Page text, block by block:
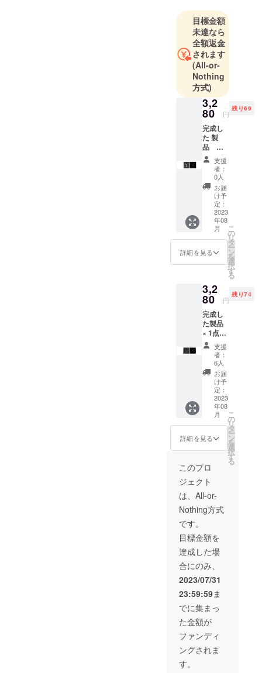
と遊ぶこと
これからも
多くの不便
さを解消し
てゆきたい
と思いま
皆様のご支
援お待ちし
ておりま
どうぞよろ
しくお願い
致します。
目標金額
未達なら
全額返金
されます
(All-or-
Nothing
方式)
3,2
80 円
残り69
完成し
た 製
品
Favor
バック
ハン
ガー シ
ルバー×
［一般
販売予
定価格
4100円
の
20%OF
F](送料
扱説明
書:無 保
証期間:
初期不
良につ
いて
は、商
品到着
後2週間
であれ
ば保証
いたし
ます。
※皆様の
ご支援
により
量産効
場合、
正規販
売価格
が販売
予定価
格より
もござ
いま
す。 ※
デザイ
ン・仕
様は変
更にな
る可能
性もご
ざいま
す。ご
了承く
ださ
支援
者：
0人
お届
け予
定：
2023
年08
月
詳細を見る
こ
の
リ
タ
ー
ン
を
選
択
す
る
3,2
80 円
残り74
完成し
た製品
× 1点
Favor
バック
ハン
ガーブ
ラック
［一般
販売予
定価格
4100円
の
20%OF
F](送料
込み) 取
扱説明
書:無 保
証期間:
初期不
良につ
いて
後2週間
であれ
ば保証
いたし
ます。
※皆様の
ご支援
により
量産効
率が向
上した
場合、
正規販
支援
者：
6人
お届
け予
定：
2023
年08
月
詳細を見る
こ
の
リ
タ
ー
ン
を
選
択
す
る
このプロ
ジェクト
は、All-or-
Nothing方式
です。
目標金額を
達成した場
合にのみ、
2023/07/31
23:59:59ま
でに集まっ
た金額が
ファンディ
ングされま
す。